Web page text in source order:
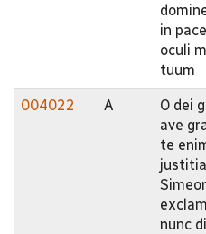
in
oculi
tuum
004022 A
O dei
ave
te
nunc